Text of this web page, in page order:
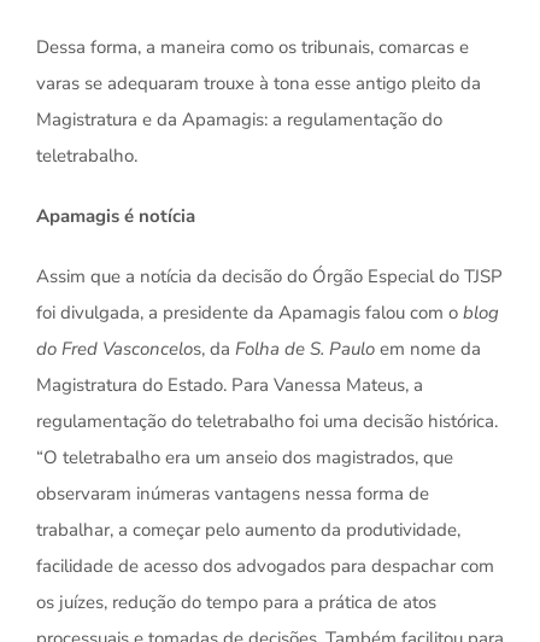
Dessa forma, a maneira como os tribunais, comarcas e
varas se adequaram trouxe à tona esse antigo pleito da
Magistratura e da Apamagis: a regulamentação do
teletrabalho.
Apamagis é notícia
Assim que a notícia da decisão do Órgão Especial do TJSP
foi divulgada, a presidente da Apamagis falou com o blog
do Fred Vasconcelos, da Folha de S. Pauloem nome da
Magistratura do Estado. Para Vanessa Mateus, a
regulamentação do teletrabalho foi uma decisão histórica.
“O teletrabalho era um anseio dos magistrados, que
observaram inúmeras vantagens nessa forma de
trabalhar, a começar pelo aumento da produtividade,
facilidade de acesso dos advogados para despachar com
os juízes, redução do tempo para a prática de atos